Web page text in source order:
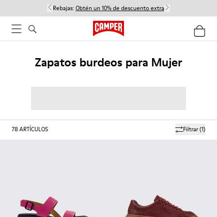
Rebajas: Obtén un 10% de descuento extra
Zapatos burdeos para Mujer
Filtrar(1)
78ARTÍCULOS